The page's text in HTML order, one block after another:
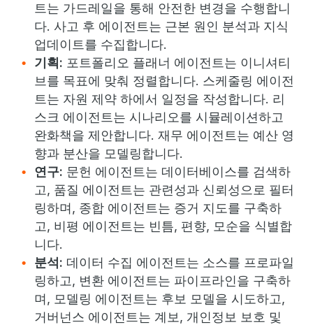
트는 가드레일을 통해 안전한 변경을 수행합니
다. 사고 후 에이전트는 근본 원인 분석과 지식
업데이트를 수집합니다.
기획: 포트폴리오 플래너 에이전트는 이니셔티
브를 목표에 맞춰 정렬합니다. 스케줄링 에이전
트는 자원 제약 하에서 일정을 작성합니다. 리
스크 에이전트는 시나리오를 시뮬레이션하고
완화책을 제안합니다. 재무 에이전트는 예산 영
향과 분산을 모델링합니다.
연구: 문헌 에이전트는 데이터베이스를 검색하
고, 품질 에이전트는 관련성과 신뢰성으로 필터
링하며, 종합 에이전트는 증거 지도를 구축하
고, 비평 에이전트는 빈틈, 편향, 모순을 식별합
니다.
분석: 데이터 수집 에이전트는 소스를 프로파일
링하고, 변환 에이전트는 파이프라인을 구축하
며, 모델링 에이전트는 후보 모델을 시도하고,
거버넌스 에이전트는 계보, 개인정보 보호 및